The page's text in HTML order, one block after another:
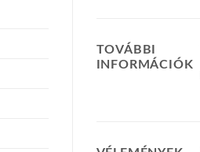
TOVÁBBI
INFORMÁCIÓK